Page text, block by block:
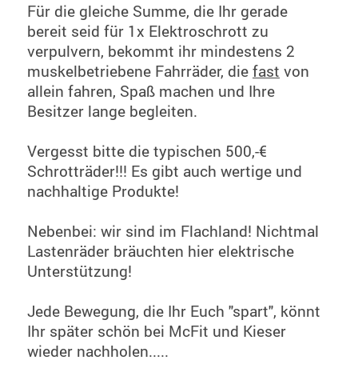
Für die gleiche Summe, die Ihr gerade
bereit seid für 1x Elektroschrott zu
verpulvern, bekommt ihr mindestens 2
muskelbetriebene Fahrräder, die fast von
allein fahren, Spaß machen und Ihre
Besitzer lange begleiten.
Vergesst bitte die typischen 500,-€
Schrotträder!!! Es gibt auch wertige und
nachhaltige Produkte!
Nebenbei: wir sind im Flachland! Nichtmal
Lastenräder bräuchten hier elektrische
Unterstützung!
Jede Bewegung, die Ihr Euch "spart", könnt
Ihr später schön bei McFit und Kieser
wieder nachholen.....